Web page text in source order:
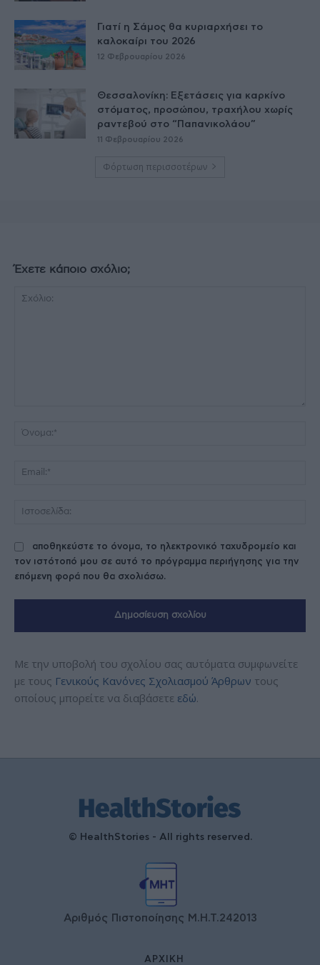
Γιατί η Σάμος θα κυριαρχήσει το
καλοκαίρι του 2026
12 Φεβρουαρίου 2026
Θεσσαλονίκη: Εξετάσεις για καρκίνο
στόματος, προσώπου, τραχήλου χωρίς
ραντεβού στο “Παπανικολάου”
11 Φεβρουαρίου 2026
Φόρτωση περισσοτέρων
Έχετε κάποιο σχόλιο;
αποθηκεύστε το όνομα, το ηλεκτρονικό ταχυδρομείο και
τον ιστότοπό μου σε αυτό το πρόγραμμα περιήγησης για την
επόμενη φορά που θα σχολιάσω.
Με την υποβολή του σχολίου σας αυτόματα συμφωνείτε
με τους Γενικούς Κανόνες Σχολιασμού Άρθρων τους
οποίους μπορείτε να διαβάσετε εδώ.
© HealthStories - All rights reserved.
Αριθμός Πιστοποίησης Μ.Η.Τ.242013
ΑΡΧΙΚΉ